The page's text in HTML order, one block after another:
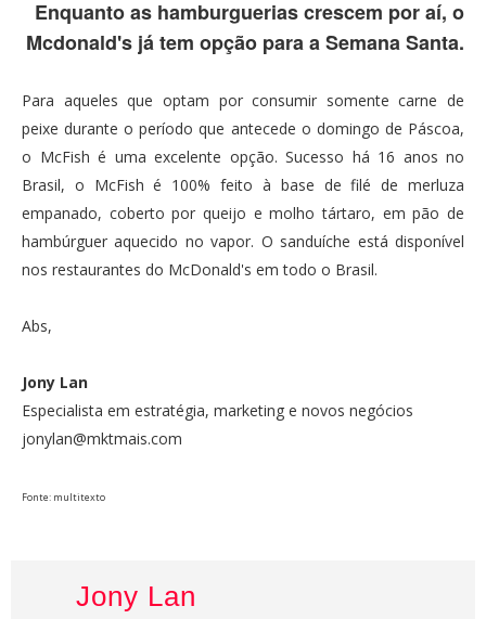
Enquanto as hamburguerias crescem por aí, o
Mcdonald's já tem opção para a Semana Santa.
Para aqueles que optam por consumir somente carne de
peixe durante o período que antecede o domingo de Páscoa,
o McFish é uma excelente opção. Sucesso há 16 anos no
Brasil, o McFish é 100% feito à base de filé de merluza
empanado, coberto por queijo e molho tártaro, em pão de
hambúrguer aquecido no vapor. O sanduíche está disponível
nos restaurantes do McDonald's em todo o Brasil.
Abs,
Jony Lan
Especialista em estratégia, marketing e novos negócios
jonylan@mktmais.com
Fonte: multitexto
Jony Lan